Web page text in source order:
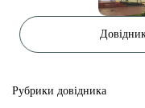
Рубрики довідника